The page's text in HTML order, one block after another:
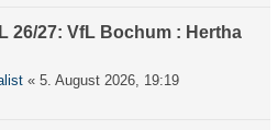
26/27: VfL Bochum : Hertha
« 5. August 2026, 19:19